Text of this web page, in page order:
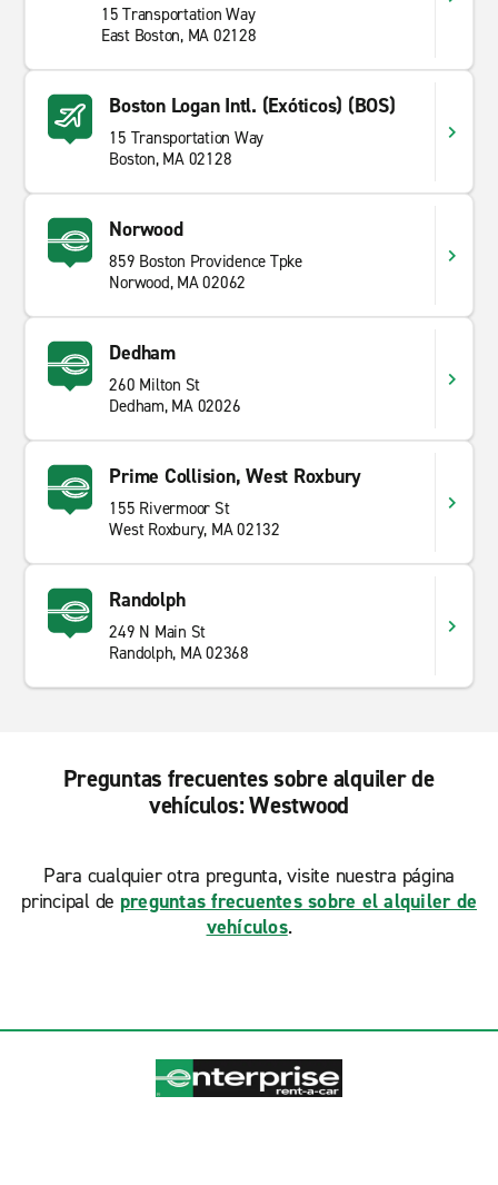
15 Transportation Way
East Boston, MA 02128
Boston Logan Intl. (Exóticos) (BOS)
15 Transportation Way
Boston, MA 02128
Norwood
859 Boston Providence Tpke
Norwood, MA 02062
Dedham
260 Milton St
Dedham, MA 02026
Prime Collision, West Roxbury
155 Rivermoor St
West Roxbury, MA 02132
Randolph
249 N Main St
Randolph, MA 02368
Preguntas frecuentes sobre alquiler de
vehículos: Westwood
Para cualquier otra pregunta, visite nuestra página
principal de preguntas frecuentes sobre el alquiler de
vehículos.